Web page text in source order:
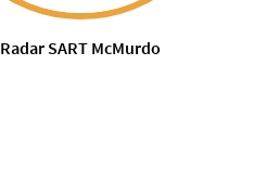
Radar SART McMurdo